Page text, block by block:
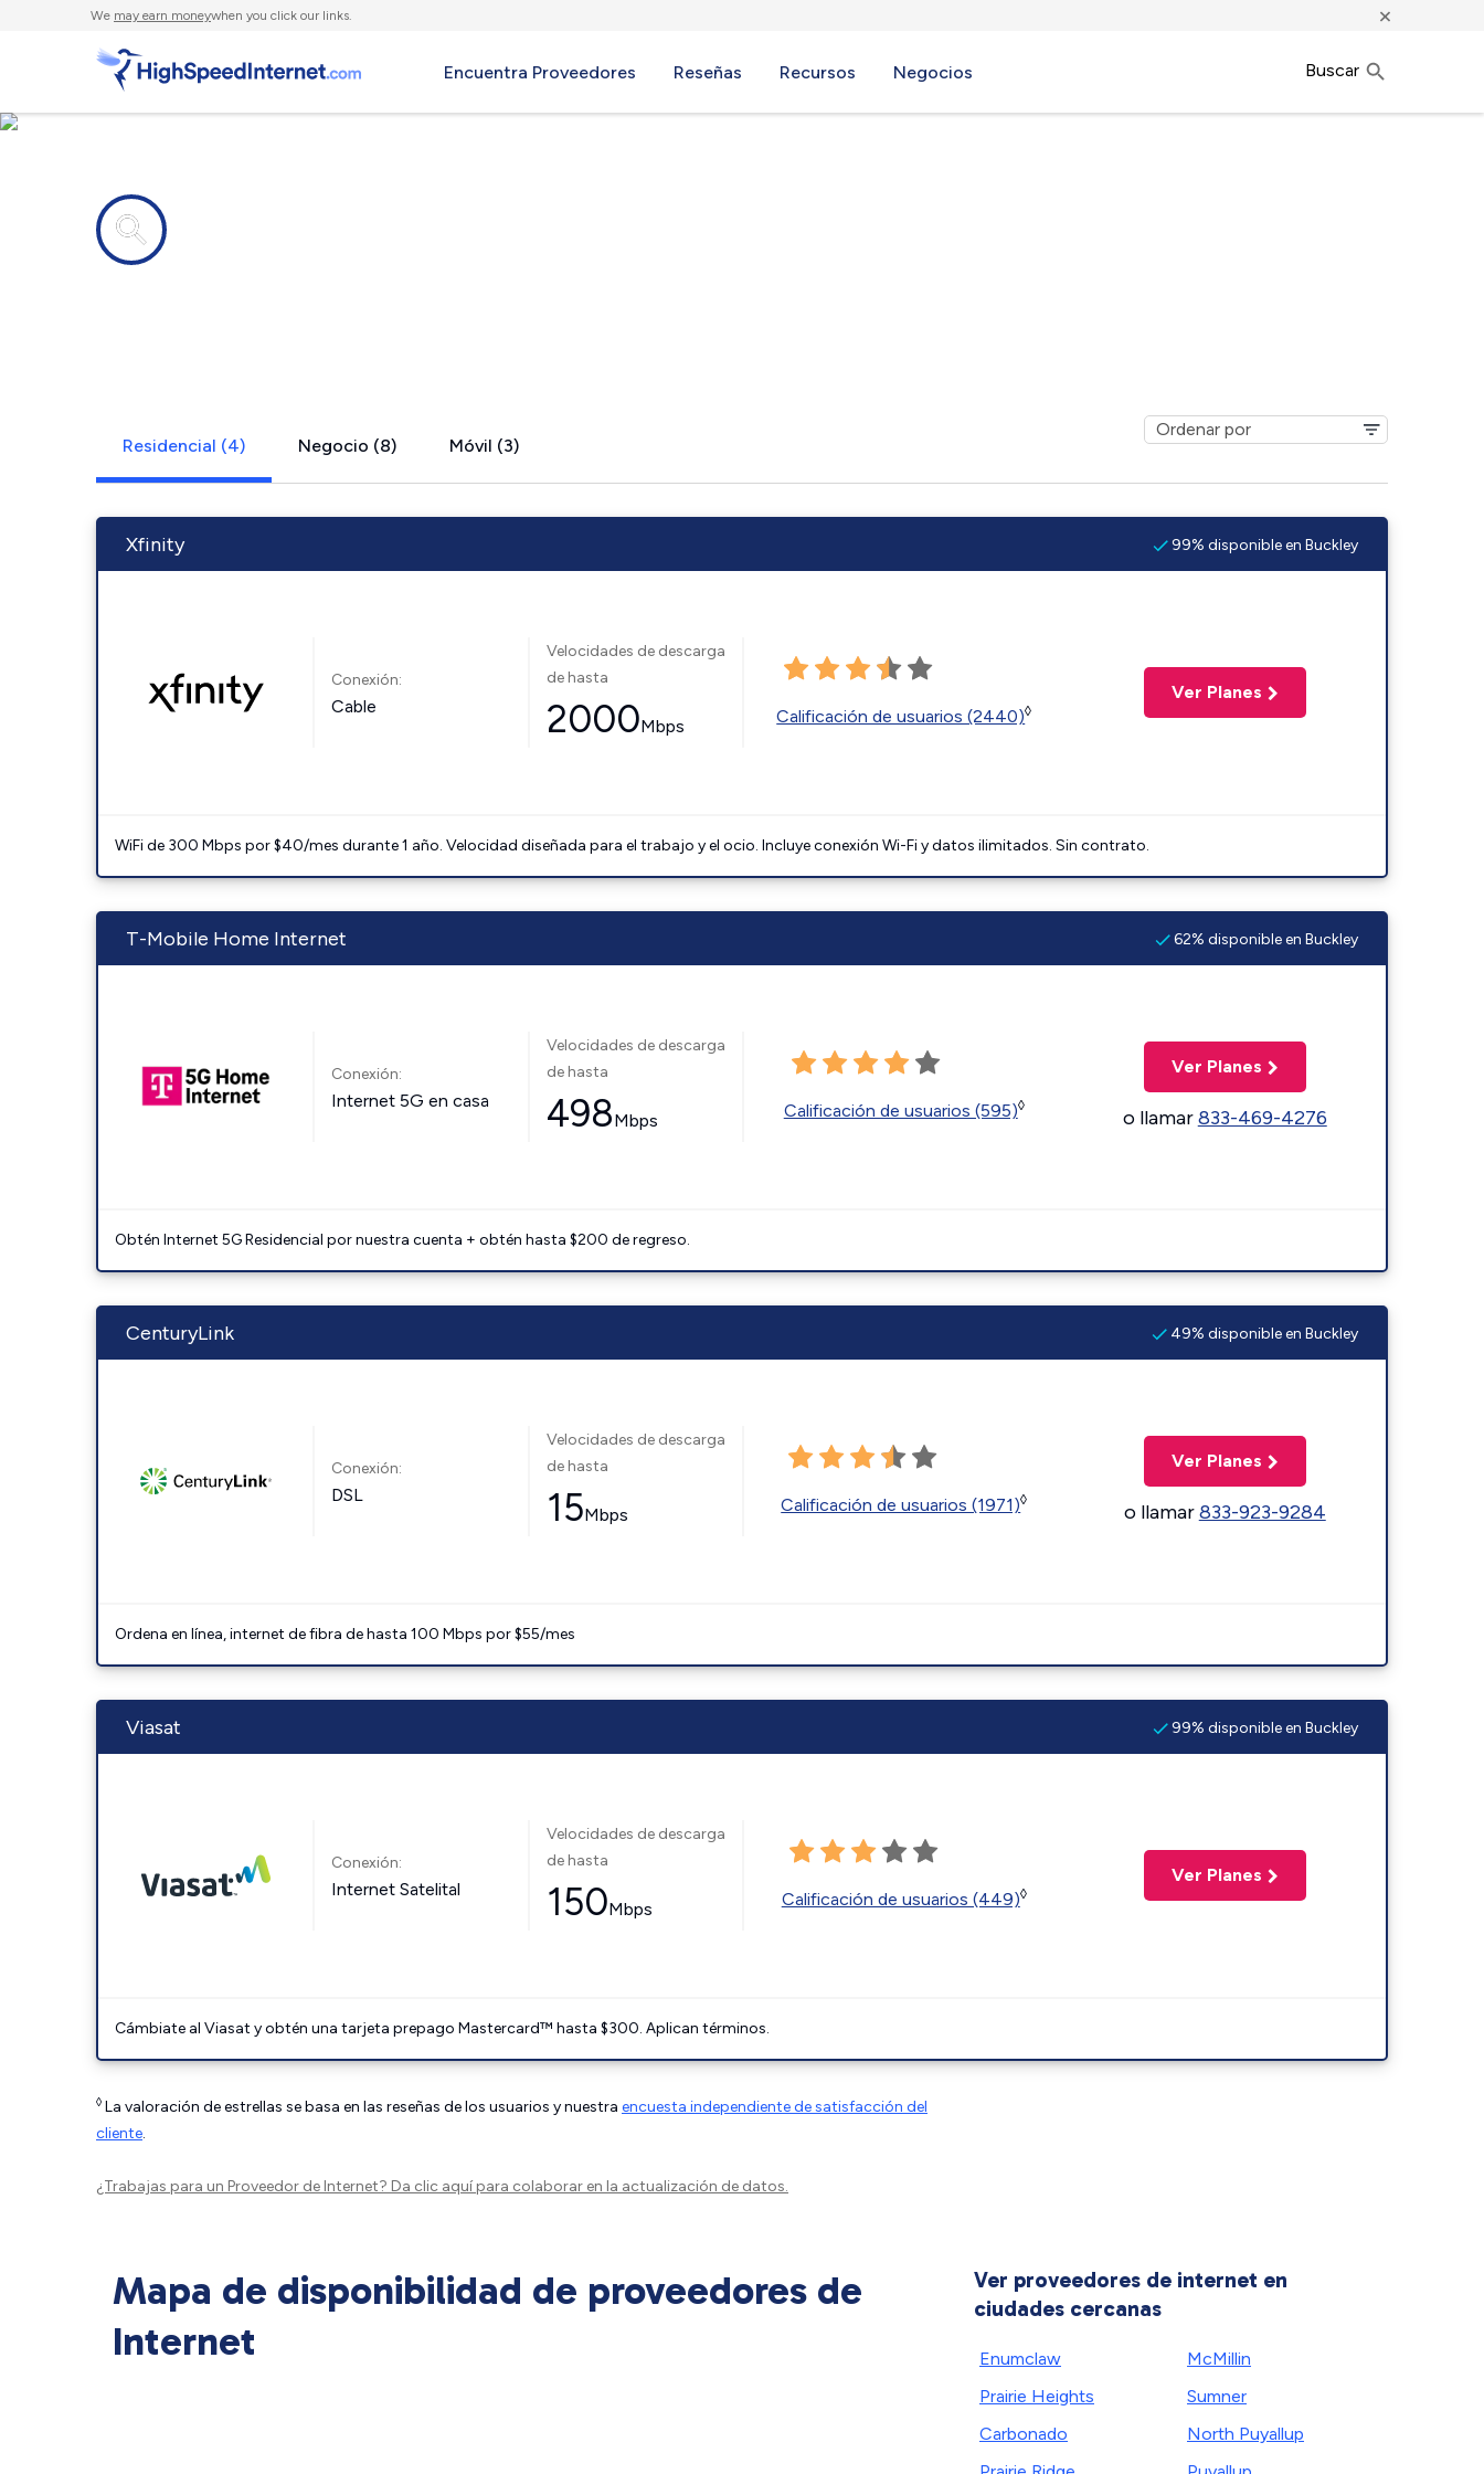
We may earn moneywhen you click our links. ×
Encuentra Proveedores Reseñas Recursos Negocios Buscar
Residencial (4) Negocio (8) Móvil (3)
Xfinity 99% disponible en Buckley
Conexión:
Cable
Velocidades de descarga
de hasta
2000Mbps Calificación de usuarios (2440)◊
Ver Planes
WiFi de 300 Mbps por $40/mes durante 1 año. Velocidad diseñada para el trabajo y el ocio. Incluye conexión Wi-Fi y datos ilimitados. Sin contrato.
T-Mobile Home Internet 62% disponible en Buckley
Conexión:
Internet 5G en casa
Velocidades de descarga
de hasta
498Mbps Calificación de usuarios (595)◊
Ver Planes
o llamar833-469-4276
Obtén Internet 5G Residencial por nuestra cuenta + obtén hasta $200 de regreso.
CenturyLink 49% disponible en Buckley
Conexión:
DSL
Velocidades de descarga
de hasta
15Mbps Calificación de usuarios (1971)◊
Ver Planes
o llamar833-923-9284
Ordena en línea, internet de fibra de hasta 100 Mbps por $55/mes
Viasat 99% disponible en Buckley
Conexión:
Internet Satelital
Velocidades de descarga
de hasta
150Mbps Calificación de usuarios (449)◊
Ver Planes
Cámbiate al Viasat y obtén una tarjeta prepago Mastercard™ hasta $300. Aplican términos.
◊ La valoración de estrellas se basa en las reseñas de los usuarios y nuestra encuesta independiente de satisfacción del
cliente.
¿Trabajas para un Proveedor de Internet? Da clic aquípara colaborar en la actualización de datos.
Mapa de disponibilidad de proveedores de
Internet
Ver proveedores de internet en
ciudades cercanas
Enumclaw
Prairie Heights
Carbonado
McMillin
Sumner
North Puyallup